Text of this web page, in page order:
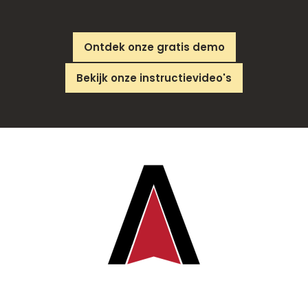
Ontdek onze gratis demo
Bekijk onze instructievideo's